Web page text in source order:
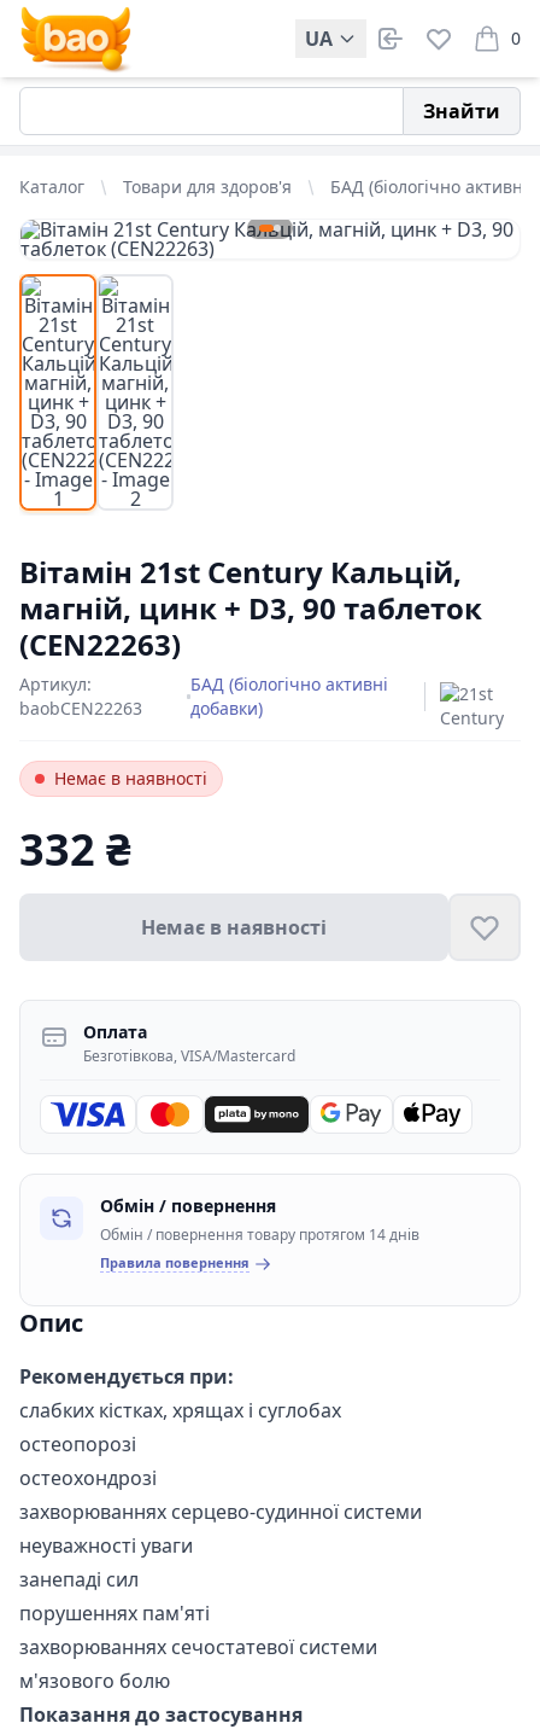
UA 0
items
Знайти
Каталог Товари для здоров'я БАД (біологічно активні
Опис
Рекомендується при:
слабких кістках, хрящах і суглобах
остеопорозі
остеохондрозі
захворюваннях серцево-судинної системи
неуважності уваги
занепаді сил
порушеннях пам'яті
захворюваннях сечостатевої системи
м'язового болю
Показання до застосування
Вітамін 21st Century Кальцій,
магній, цинк + D3, 90 таблеток
(CEN22263)
Артикул:
baobCEN22263
БАД (біологічно активні
добавки)
Немає в наявності
Цена:
332 ₴
Немає в наявності
Оплата
Безготівкова, VISA/Mastercard
Обмін / повернення
Обмін / повернення товару протягом 14 днів
Правила повернення